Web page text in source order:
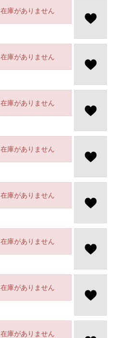
在庫がありません
在庫がありません
在庫がありません
在庫がありません
在庫がありません
在庫がありません
在庫がありません
在庫がありません